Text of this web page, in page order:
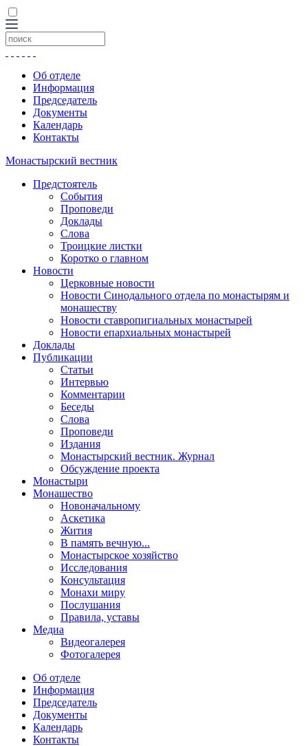
Об отделе
Информация
Председатель
Документы
Календарь
Контакты
Монастырский вестник
Предстоятель
События
Проповеди
Доклады
Слова
Троицкие листки
Коротко о главном
Новости
Церковные новости
Новости Синодального отдела по монастырям и
монашеству
Новости ставропигиальных монастырей
Новости епархиальных монастырей
Доклады
Публикации
Статьи
Интервью
Комментарии
Беседы
Слова
Проповеди
Издания
Монастырский вестник. Журнал
Обсуждение проекта
Монастыри
Монашество
Новоначальному
Аскетика
Жития
В память вечную...
Монастырское хозяйство
Исследования
Консультация
Монахи миру
Послушания
Правила, уставы
Медиа
Видеогалерея
Фотогалерея
Об отделе
Информация
Председатель
Документы
Календарь
Контакты